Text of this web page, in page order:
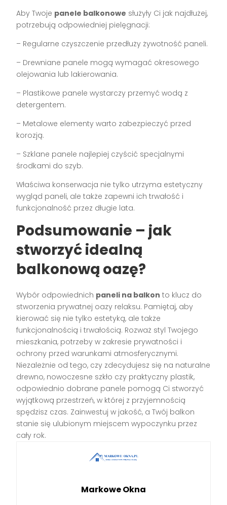
Aby Twoje panele balkonowe służyły Ci jak najdłużej,
potrzebują odpowiedniej pielęgnacji:
– Regularne czyszczenie przedłuży żywotność paneli.
– Drewniane panele mogą wymagać okresowego
olejowania lub lakierowania.
– Plastikowe panele wystarczy przemyć wodą z
detergentem.
– Metalowe elementy warto zabezpieczyć przed
korozją.
– Szklane panele najlepiej czyścić specjalnymi
środkami do szyb.
Właściwa konserwacja nie tylko utrzyma estetyczny
wygląd paneli, ale także zapewni ich trwałość i
funkcjonalność przez długie lata.
Podsumowanie – jak
stworzyć idealną
balkonową oazę?
Wybór odpowiednich paneli na balkon to klucz do
stworzenia prywatnej oazy relaksu. Pamiętaj, aby
kierować się nie tylko estetyką, ale także
funkcjonalnością i trwałością. Rozważ styl Twojego
mieszkania, potrzeby w zakresie prywatności i
ochrony przed warunkami atmosferycznymi.
Niezależnie od tego, czy zdecydujesz się na naturalne
drewno, nowoczesne szkło czy praktyczny plastik,
odpowiednio dobrane panele pomogą Ci stworzyć
wyjątkową przestrzeń, w której z przyjemnością
spędzisz czas. Zainwestuj w jakość, a Twój balkon
stanie się ulubionym miejscem wypoczynku przez
cały rok.
Markowe Okna